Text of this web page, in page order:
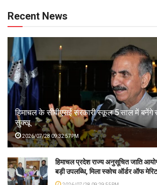
Recent News
हिमाचल के सीबीएसई सरकारी स्कूल 5 साल में बनेंगे
सुक्खू
2026/07/28 09:32:57PM
हिमाचल प्रदेश राज्य अनुसूचित जाति
बड़ी उपलब्धि, मिला स्कोच ऑर्डर ऑफ मेरिट